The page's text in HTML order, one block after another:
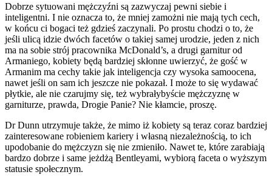
Dobrze sytuowani mężczyźni są zazwyczaj pewni siebie i
inteligentni. I nie oznacza to, że mniej zamożni nie mają tych cech,
w końcu ci bogaci też gdzieś zaczynali. Po prostu chodzi o to, że
jeśli ulicą idzie dwóch facetów o takiej samej urodzie, jeden z nich
ma na sobie strój pracownika McDonald’s, a drugi garnitur od
Armaniego, kobiety będą bardziej skłonne uwierzyć, że gość w
Armanim ma cechy takie jak inteligencja czy wysoka samoocena,
nawet jeśli on sam ich jeszcze nie pokazał. I może to się wydawać
płytkie, ale nie czarujmy się, też wybrałybyście mężczyznę w
garniturze, prawda, Drogie Panie? Nie kłamcie, proszę.
Dr Dunn utrzymuje także, że mimo iż kobiety są teraz coraz bardziej
zainteresowane robieniem kariery i własną niezależnością, to ich
upodobanie do mężczyzn się nie zmieniło. Nawet te, które zarabiają
bardzo dobrze i same jeżdżą Bentleyami, wybiorą faceta o wyższym
statusie społecznym.